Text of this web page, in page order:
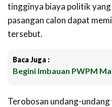
tingginya biaya politik
pasangan calon dapat
tersebut.
Baca Juga :
Begini Imbauan PWPM
Terobosan undang-